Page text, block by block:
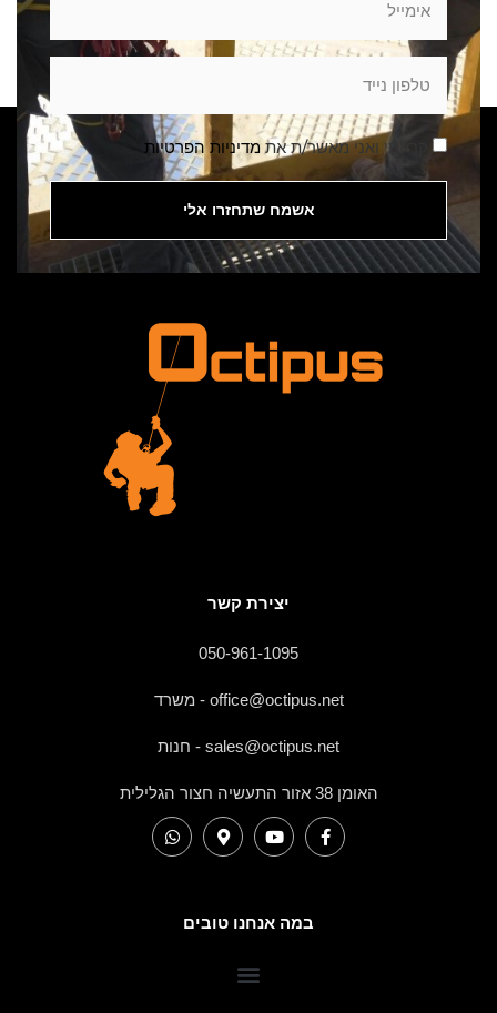
קראתי ואני מאשר/ת אתמדיניות הפרטיות
אשמח שתחזרו אלי
יצירת קשר
050-961-1095
office@octipus.net - משרד
sales@octipus.net - חנות
האומן 38 אזור התעשיה חצור הגלילית
במה אנחנו טובים